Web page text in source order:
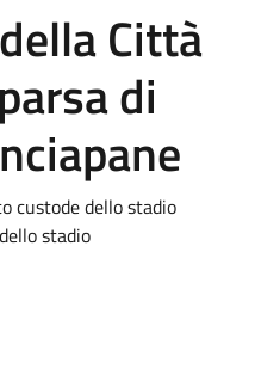
Città
di
custode dello stadio
stadio